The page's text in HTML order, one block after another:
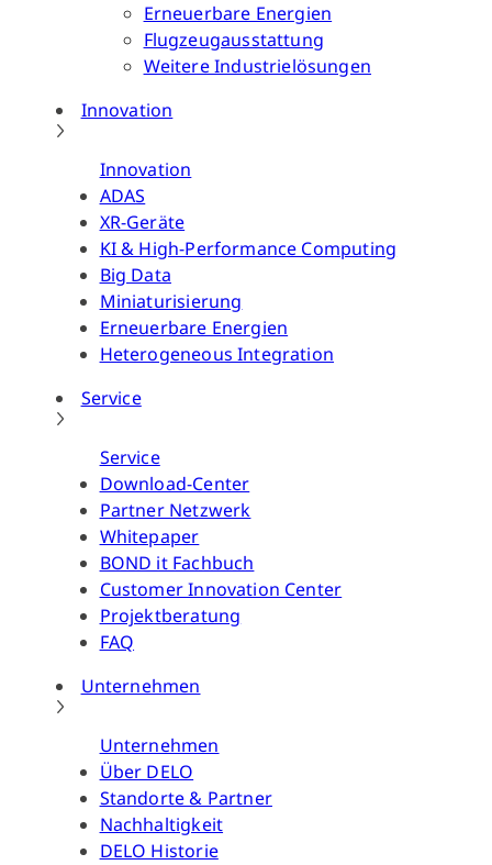
Erneuerbare Energien
Flugzeugausstattung
Weitere Industrielösungen
Innovation
Innovation
ADAS
XR-Geräte
KI & High-Performance Computing
Big Data
Miniaturisierung
Erneuerbare Energien
Heterogeneous Integration
Service
Service
Download-Center
Partner Netzwerk
Whitepaper
BOND it Fachbuch
Customer Innovation Center
Projektberatung
FAQ
Unternehmen
Unternehmen
Über DELO
Standorte & Partner
Nachhaltigkeit
DELO Historie